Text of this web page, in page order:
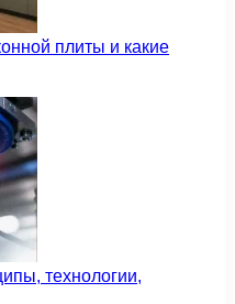
плиты и какие
технологии,